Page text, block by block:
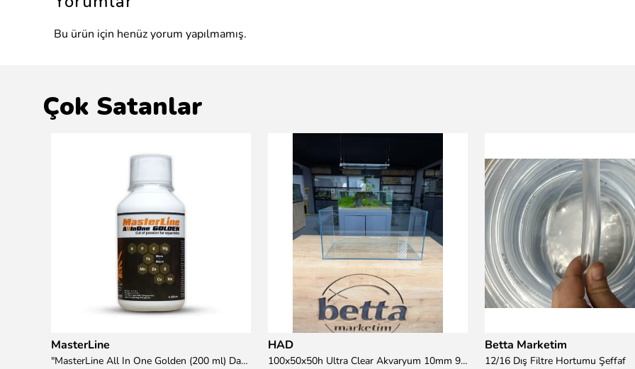
Bu ürün için henüz yorum yapılmamış.
Çok Satanlar
MasterLine
"MasterLine All In One Golden (200 ml) Daha yüksek zorluk derecesine sahip bitkiler için Özel formül Tam Besin "
HAD
100x50x50h Ultra Clear Akvaryum 10mm 90derece Birleşim /Sadece Otobüs Kargosu ile Gönderim Yapılır !
Betta Marketim
12/16 Dış Filtre Hortumu Şeffaf